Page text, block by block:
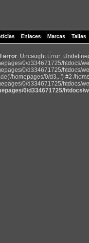
Enlaces Marcas Tallas
error: Uncaught Error:
0/d334671725/htdocs/
0/d334671725/htdocs/
homepages/0/d3...') #2 /
0/d334671725/htdocs/
0/d334671725/htdocs/